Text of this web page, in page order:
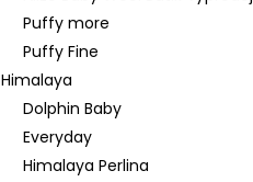
Puffy more
Puffy Fine
Himalaya
Dolphin Baby
Everyday
Himalaya Perlina